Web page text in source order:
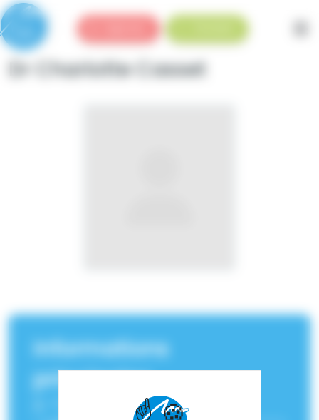
Dr Charlotte Casset
Informations
principales
Cardiologue
Panneau de gestion des cookies